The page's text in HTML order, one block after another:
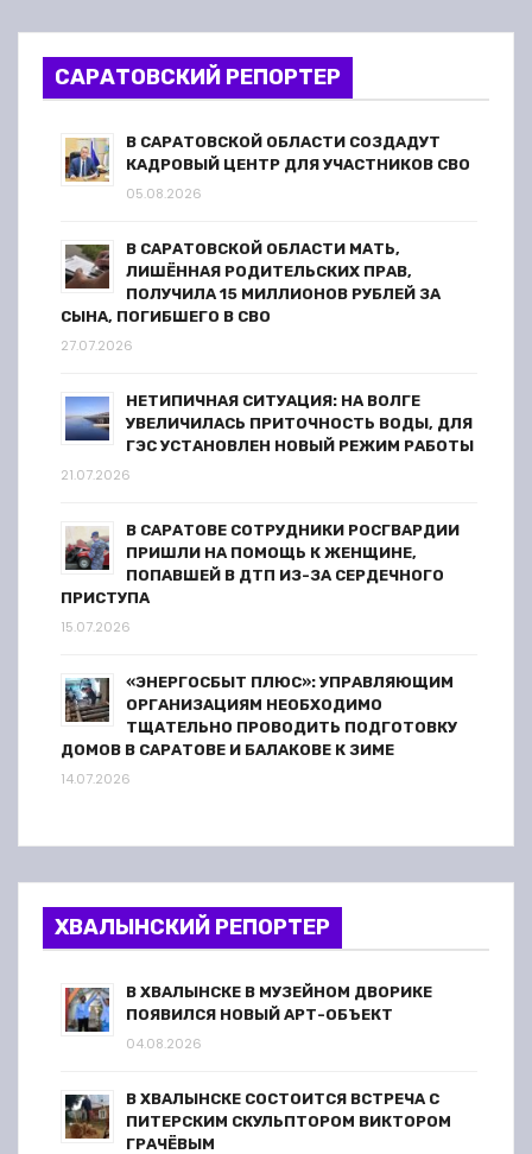
о
САРАТОВСКИЙ РЕПОРТЕР
В САРАТОВСКОЙ ОБЛАСТИ СОЗДАДУТ
КАДРОВЫЙ ЦЕНТР ДЛЯ УЧАСТНИКОВ СВО
05.08.2026
В САРАТОВСКОЙ ОБЛАСТИ МАТЬ,
ЛИШЁННАЯ РОДИТЕЛЬСКИХ ПРАВ,
ПОЛУЧИЛА 15 МИЛЛИОНОВ РУБЛЕЙ ЗА
СЫНА, ПОГИБШЕГО В СВО
27.07.2026
НЕТИПИЧНАЯ СИТУАЦИЯ: НА ВОЛГЕ
УВЕЛИЧИЛАСЬ ПРИТОЧНОСТЬ ВОДЫ, ДЛЯ
ГЭС УСТАНОВЛЕН НОВЫЙ РЕЖИМ РАБОТЫ
21.07.2026
В САРАТОВЕ СОТРУДНИКИ РОСГВАРДИИ
ПРИШЛИ НА ПОМОЩЬ К ЖЕНЩИНЕ,
ПОПАВШЕЙ В ДТП ИЗ-ЗА СЕРДЕЧНОГО
ПРИСТУПА
15.07.2026
«ЭНЕРГОСБЫТ ПЛЮС»: УПРАВЛЯЮЩИМ
ОРГАНИЗАЦИЯМ НЕОБХОДИМО
ТЩАТЕЛЬНО ПРОВОДИТЬ ПОДГОТОВКУ
ДОМОВ В САРАТОВЕ И БАЛАКОВЕ К ЗИМЕ
14.07.2026
ХВАЛЫНСКИЙ РЕПОРТЕР
В ХВАЛЫНСКЕ В МУЗЕЙНОМ ДВОРИКЕ
ПОЯВИЛСЯ НОВЫЙ АРТ-ОБЪЕКТ
04.08.2026
В ХВАЛЫНСКЕ СОСТОИТСЯ ВСТРЕЧА С
ПИТЕРСКИМ СКУЛЬПТОРОМ ВИКТОРОМ
ГРАЧЁВЫМ